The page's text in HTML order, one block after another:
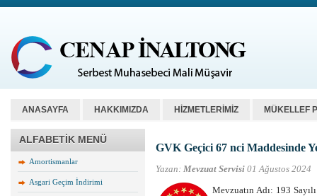
ANASAYFA HAKKIMIZDA HİZMETLERİMİZ MÜKELLEF
ALFABETİK MENÜ
Amortismanlar
Asgari Geçim İndirimi
GVK Geçici 67 nci Maddesinde
Yazan: Mevzuat Servisi 01 Ağustos 2024
Mevzuatın Adı: 193